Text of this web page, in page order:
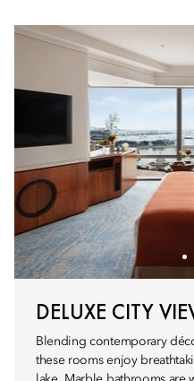
DELUXE CITY
Blending contemporary
these rooms enjoy